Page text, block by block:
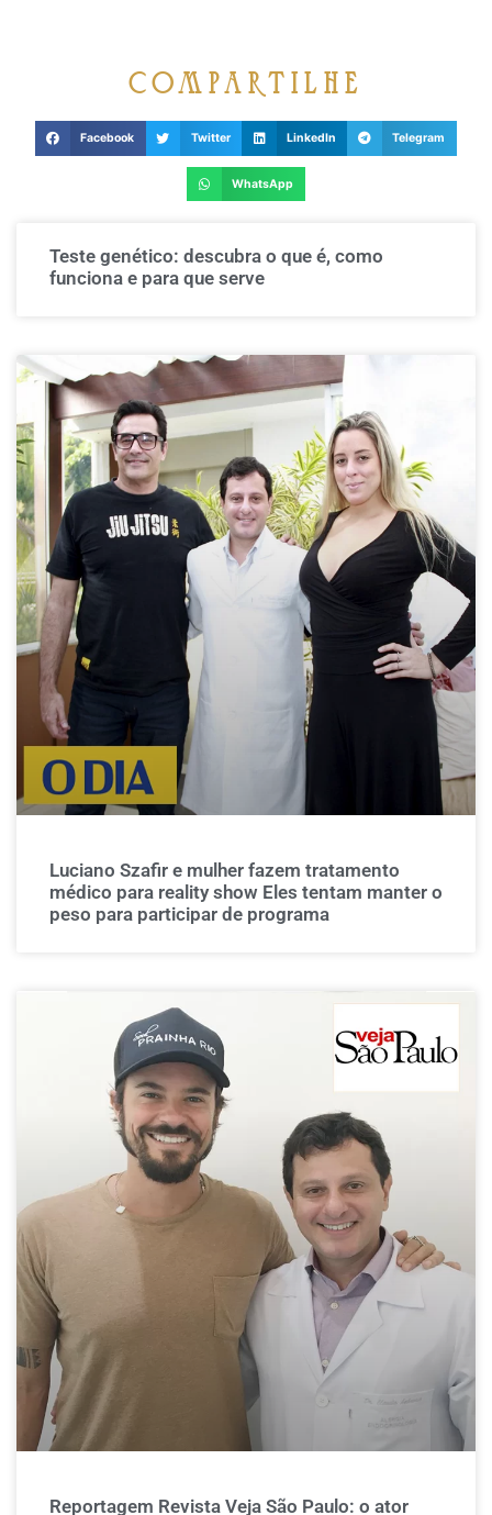
compartilhe
Facebook Twitter LinkedIn Telegram
WhatsApp
Teste genético: descubra o que é, como
funciona e para que serve
Luciano Szafir e mulher fazem tratamento
médico para reality show Eles tentam manter o
peso para participar de programa
Reportagem Revista Veja São Paulo: o ator